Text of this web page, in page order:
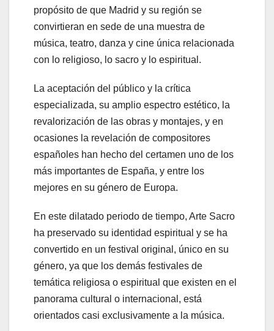
propósito de que Madrid y su región se
convirtieran en sede de una muestra de
música, teatro, danza y cine única relacionada
con lo religioso, lo sacro y lo espiritual.
La aceptación del público y la crítica
especializada, su amplio espectro estético, la
revalorización de las obras y montajes, y en
ocasiones la revelación de compositores
españoles han hecho del certamen uno de los
más importantes de España, y entre los
mejores en su género de Europa.
En este dilatado periodo de tiempo, Arte Sacro
ha preservado su identidad espiritual y se ha
convertido en un festival original, único en su
género, ya que los demás festivales de
temática religiosa o espiritual que existen en el
panorama cultural o internacional, está
orientados casi exclusivamente a la música.